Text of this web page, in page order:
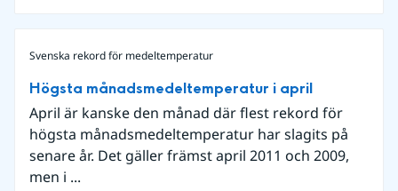
Svenska rekord för medeltemperatur
Högsta månadsmedeltemperatur i april
April är kanske den månad där flest rekord för
högsta månadsmedeltemperatur har slagits på
senare år. Det gäller främst april 2011 och 2009,
men i ...